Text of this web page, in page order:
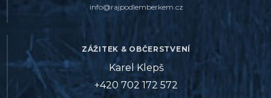
info@rajpodlemberkem.cz
ZÁŽITEK & OBČERSTVENÍ
Karel Klepš
+420 702 172 572